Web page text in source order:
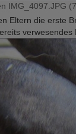
IMG_4097.JPG
Eltern die erste
verwesendes